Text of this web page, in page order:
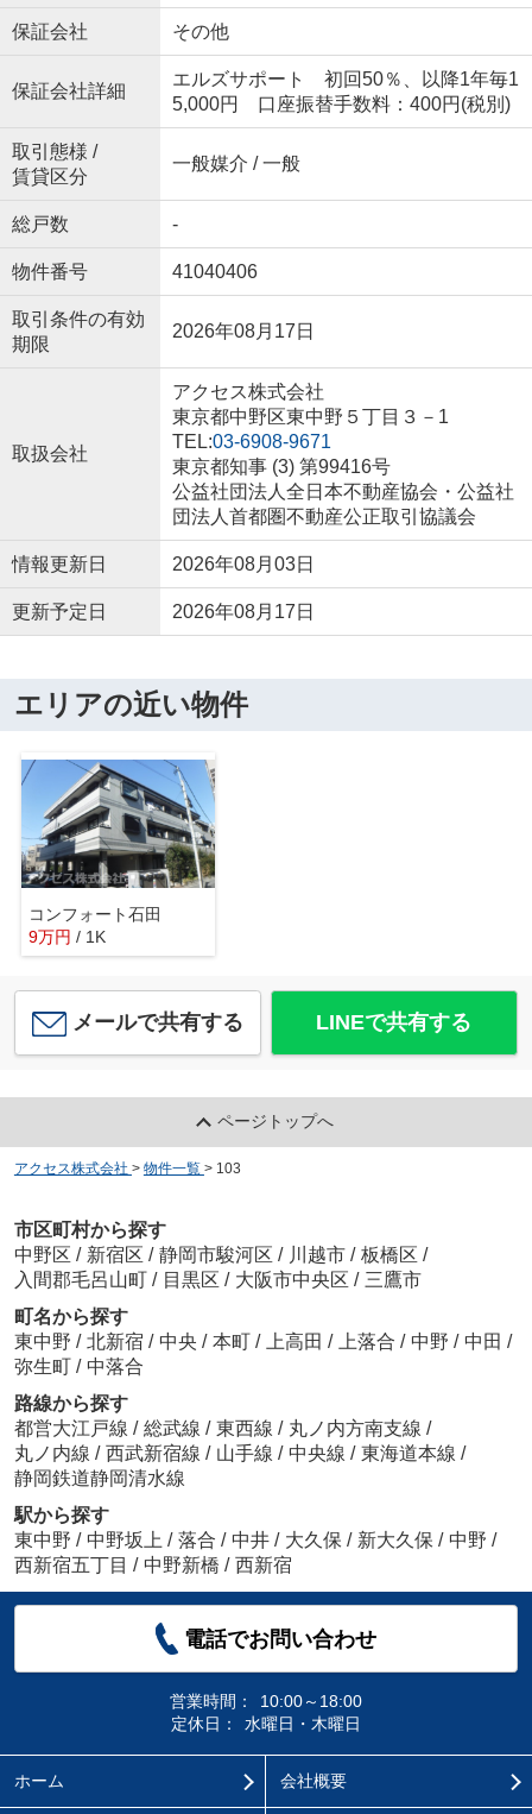
保証会社 その他
保証会社詳細
エルズサポート 初回50％、以降1年毎1
5,000円 口座振替手数料：400円(税別)
取引態様 /
賃貸区分
一般媒介 / 一般
総戸数 -
物件番号 41040406
取引条件の有効
期限
2026年08月17日
取扱会社
アクセス株式会社
東京都中野区東中野５丁目３－1
TEL:03-6908-9671
東京都知事 (3) 第99416号
公益社団法人全日本不動産協会・公益社
団法人首都圏不動産公正取引協議会
情報更新日 2026年08月03日
更新予定日 2026年08月17日
エリアの近い物件
コンフォート石田
9万円 / 1K
メールで共有する LINEで共有する
ページトップへ
アクセス株式会社 > 物件一覧 > 103
市区町村から探す
中野区 / 新宿区 / 静岡市駿河区 / 川越市 / 板橋区 /
入間郡毛呂山町 / 目黒区 / 大阪市中央区 / 三鷹市
町名から探す
東中野 / 北新宿 / 中央 / 本町 / 上高田 / 上落合 / 中野 / 中田 /
弥生町 / 中落合
路線から探す
都営大江戸線 / 総武線 / 東西線 / 丸ノ内方南支線 /
丸ノ内線 / 西武新宿線 / 山手線 / 中央線 / 東海道本線 /
静岡鉄道静岡清水線
駅から探す
東中野 / 中野坂上 / 落合 / 中井 / 大久保 / 新大久保 / 中野 /
西新宿五丁目 / 中野新橋 / 西新宿
電話でお問い合わせ
営業時間：
10:00～18:00
定休日：
水曜日・木曜日
ホーム 会社概要